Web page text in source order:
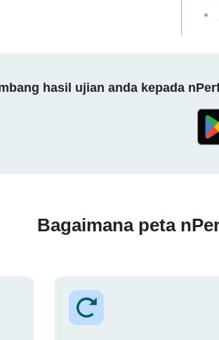
hasil ujian anda kepada
Bagaimana peta